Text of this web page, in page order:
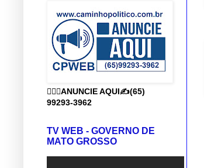
👨🏻‍⚕️ANUNCIE AQUI✍️(65)
99293-3962
TV WEB - GOVERNO DE
MATO GROSSO